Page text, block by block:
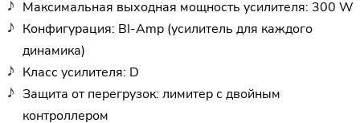
Максимальная выходная мощность усилителя: 300 W
Конфигурация: BI-Amp (усилитель для каждого
динамика)
Класс усилителя: D
Защита от перегрузок: лимитер с двойным
контроллером